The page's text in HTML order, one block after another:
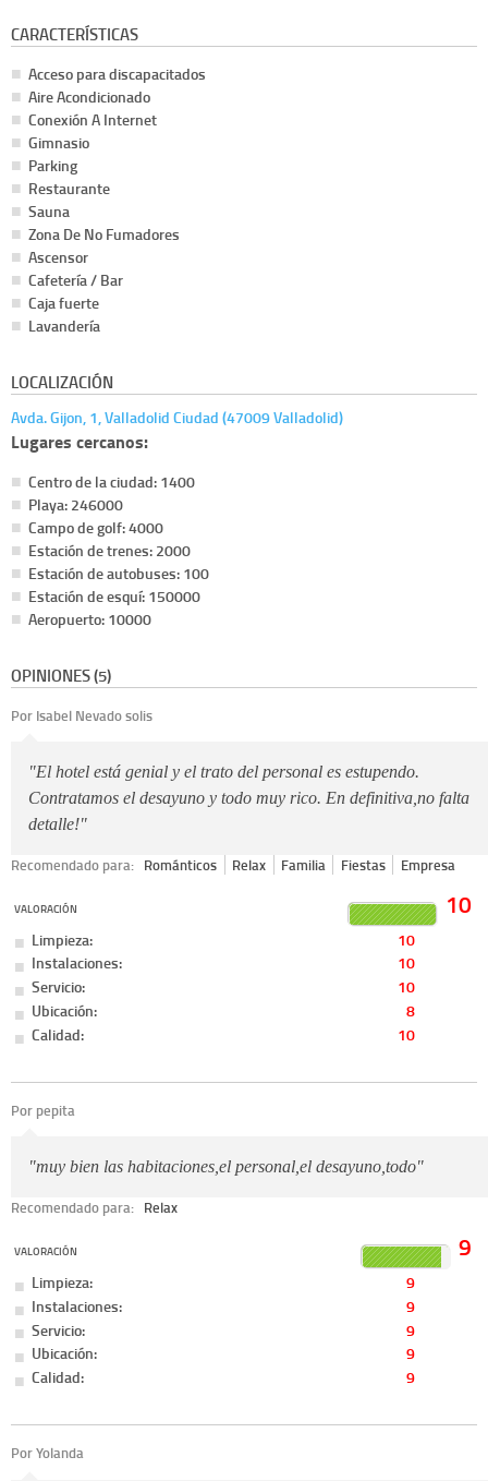
CARACTERÍSTICAS
Acceso para discapacitados
Aire Acondicionado
Conexión A Internet
Gimnasio
Parking
Restaurante
Sauna
Zona De No Fumadores
Ascensor
Cafetería / Bar
Caja fuerte
Lavandería
LOCALIZACIÓN
Avda. Gijon, 1, Valladolid Ciudad (47009 Valladolid)
Lugares cercanos:
Centro de la ciudad: 1400
Playa: 246000
Campo de golf: 4000
Estación de trenes: 2000
Estación de autobuses: 100
Estación de esquí: 150000
Aeropuerto: 10000
OPINIONES (5)
Por Isabel Nevado solis
"El hotel está genial y el trato del personal es estupendo.
Contratamos el desayuno y todo muy rico. En definitiva,no falta
detalle!"
Recomendado para: Románticos Relax Familia Fiestas Empresa
VALORACIÓN 10
Limpieza:
10
Instalaciones:
10
Servicio:
10
Ubicación:
8
Calidad:
10
Por pepita
"muy bien las habitaciones,el personal,el desayuno,todo"
Recomendado para: Relax
VALORACIÓN 9
Limpieza:
9
Instalaciones:
9
Servicio:
9
Ubicación:
9
Calidad:
9
Por Yolanda